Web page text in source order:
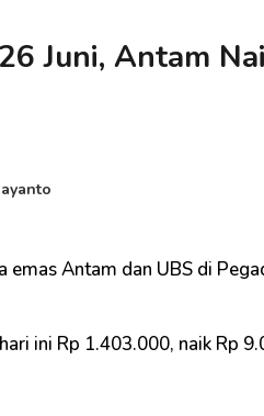
Juni, Antam
emas Antam dan UBS di
ini Rp 1.403.000, naik Rp